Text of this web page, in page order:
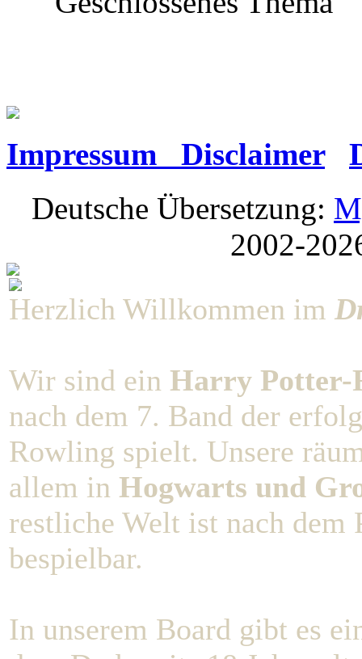
Impressum Disclaimer
Deutsche Übersetzung:
2002-
Herzlich Willkommen im
Wir sind ein Harry Potter-
nach dem 7. Band der
Rowling spielt. Unsere
allem in Hogwarts und
restliche Welt ist nach
bespielbar.
In unserem Board gibt es